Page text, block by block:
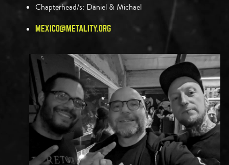
Chapterhead/s: Daniel & Michael
MEXICO@METALITY.ORG